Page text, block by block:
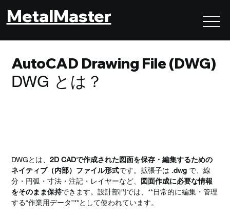
MetalMaster
AutoCAD Drawing File (DWG)
DWG とは？
DWGとは、2D CADで作成された図面を保存・編集するための
ネイティブ（内部）ファイル形式です。拡張子は .dwg で、線
分・円弧・寸法・注記・レイヤーなど、
図面作成に必要な情報
をそのまま保持できます。設計部門では、**日常的に編集・管理
する“作業用データ”**として使われています。